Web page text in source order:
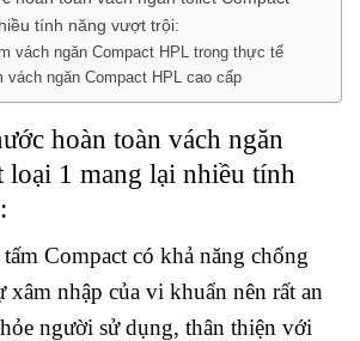
tính năng vượt trội:
vách ngăn Compact HPL trong thực tế
vách ngăn Compact HPL cao cấp
hoàn toàn vách ngăn
loại 1 mang lại nhiều tính
Compact có khả năng chống
xâm nhập của vi khuẩn nên rất an
người sử dụng, thân thiện với